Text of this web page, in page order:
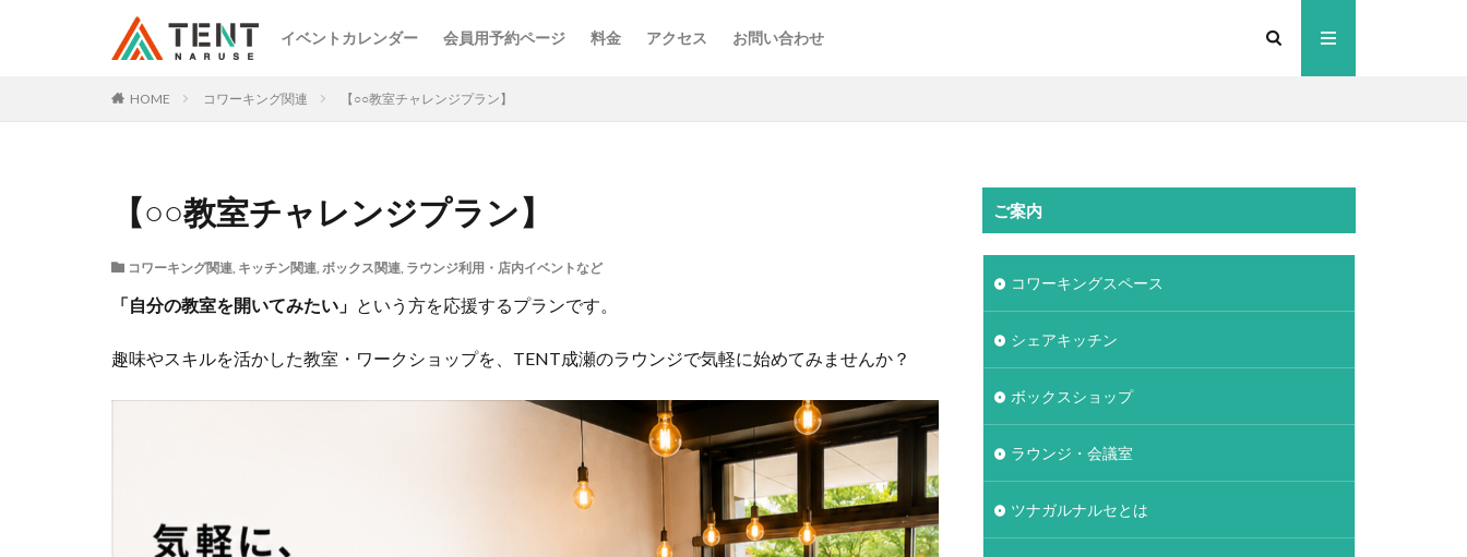
イベントカレンダー 会員用予約ページ 料金 アクセス お問い合わせ
HOME コワーキング関連 【○○教室チャレンジプラン】
【○○教室チャレンジプラン】
コワーキング関連, キッチン関連, ボックス関連, ラウンジ利用・店内イベントなど
「自分の教室を開いてみたい」 という方を応援するプランです。
趣味やスキルを活かした教室・ワークショップを、TENT成瀬のラウンジで気軽に始めてみませんか？
ご案内
コワーキングスペース
シェアキッチン
ボックスショップ
ラウンジ・会議室
ツナガルナルセとは